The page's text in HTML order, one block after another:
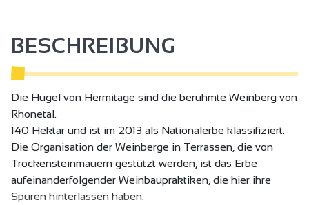
BESCHREIBUNG
Die Hügel von Hermitage sind die berühmte Weinberg von
Rhonetal.
140 Hektar und ist im 2013 als Nationalerbe klassifiziert.
Die Organisation der Weinberge in Terrassen, die von
Trockensteinmauern gestützt werden, ist das Erbe
aufeinanderfolgender Weinbaupraktiken, die hier ihre
Spuren hinterlassen haben.